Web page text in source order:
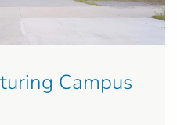
Campus